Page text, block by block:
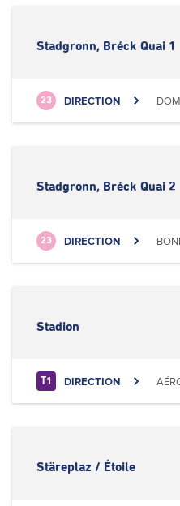
Stadgronn, Bréck Quai 1
23 DIRECTION
Stadgronn, Bréck Quai 2
23 DIRECTION
Stadion
T1 DIRECTION
Stäreplaz / Étoile